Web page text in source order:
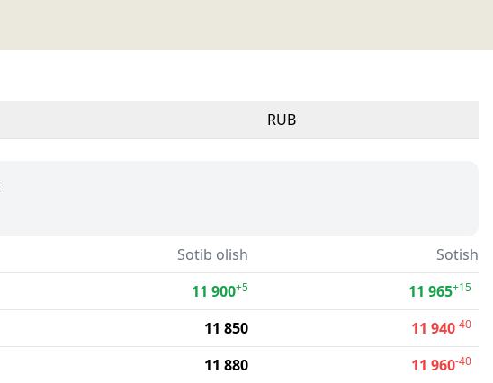
RUB
Sotib olish
Sotish
11 900+5 11 965+15
11 850 11 940-40
11 880 11 960-40